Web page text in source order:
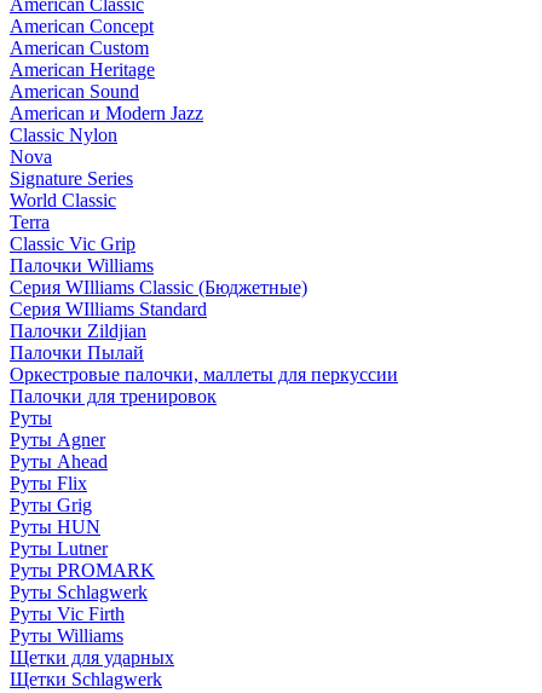
American Classic
American Concept
American Custom
American Heritage
American Sound
American и Modern Jazz
Classic Nylon
Nova
Signature Series
World Classic
Terra
Classic Vic Grip
Палочки Williams
Серия WIlliams Classic (Бюджетные)
Серия WIlliams Standard
Палочки Zildjian
Палочки Пылай
Оркестровые палочки, маллеты для перкуссии
Палочки для тренировок
Руты
Руты Agner
Руты Ahead
Руты Flix
Руты Grig
Руты HUN
Руты Lutner
Руты PROMARK
Руты Schlagwerk
Руты Vic Firth
Руты Williams
Щетки для ударных
Щетки Schlagwerk